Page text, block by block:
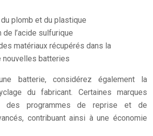
plomb et du plastique
de l’acide sulfurique
matériaux récupérés dans la
nouvelles batteries
batterie, considérez également la
du fabricant. Certaines marques
des programmes de reprise et de
contribuant ainsi à une économie